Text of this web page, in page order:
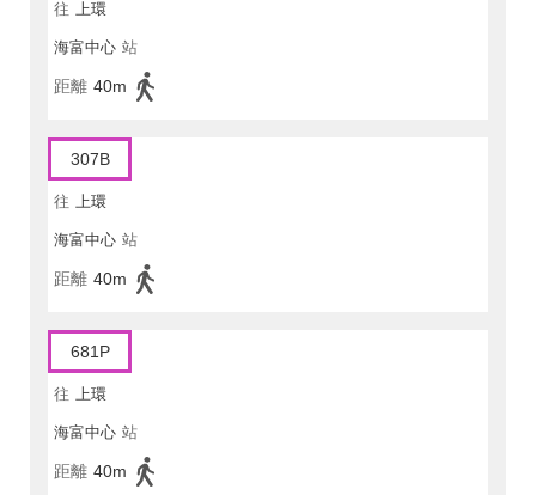
往 上環
海富中心 站
距離 40m
307B
往 上環
海富中心 站
距離 40m
681P
往 上環
海富中心 站
距離 40m